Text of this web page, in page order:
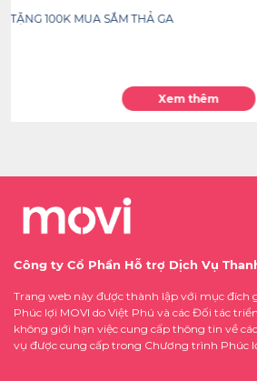
SẮM OPPO NHẬN TAI NGHE MIỄN PHÍ
Xem thêm
Công ty Cổ Phần Hỗ trợ Dịch Vụ
Trang web này được thành lập với mục đích
Phúc lợi MOVI do Việt Phú và các Đối tác
không giới hạn việc cung cấp thông tin về
vụ được cung cấp trong Chương trình Phúc